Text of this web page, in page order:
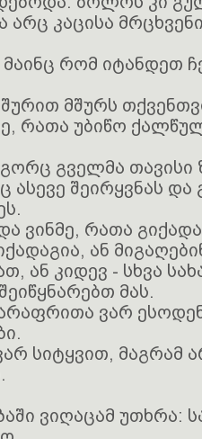
არც კაცისა
რომ იტანდეთ
მშურს
რათა უბიწო
გველმა თავისი
ასევე შეირყვნას
ვინმე, რათა
ან
ან კიდევ - სხვა
მას.
ვარ
სიტყვით, მაგრამ
ვიღაცამ უთხრა: